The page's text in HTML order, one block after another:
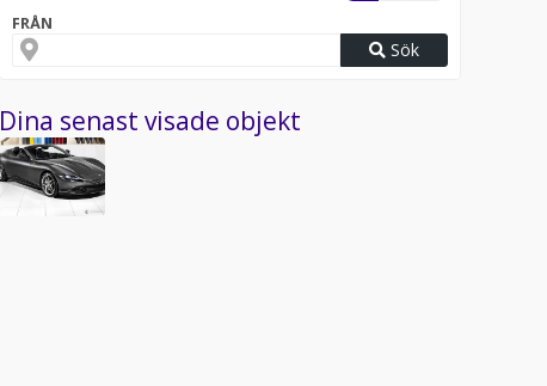
FRÅN
Sök
Dina senast visade objekt